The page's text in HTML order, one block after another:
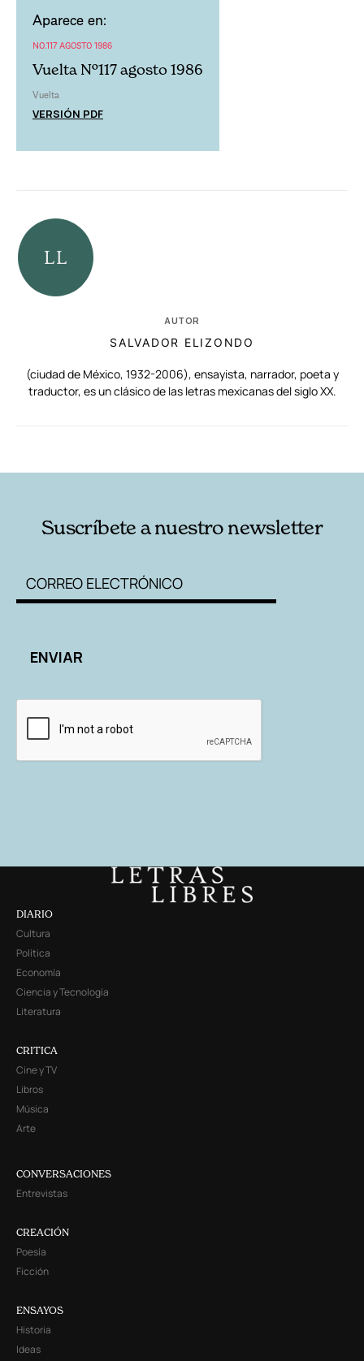
Aparece en:
NO.117 AGOSTO 1986
Vuelta Nº117 agosto 1986
Vuelta
VERSIÓN PDF
AUTOR
SALVADOR ELIZONDO
(ciudad de México, 1932-2006), ensayista, narrador, poeta y
traductor, es un clásico de las letras mexicanas del siglo XX.
Suscríbete a nuestro newsletter
DIARIO
Cultura
Política
Economía
Ciencia y Tecnología
Literatura
CRITICA
Cine y TV
Libros
Música
Arte
CONVERSACIONES
Entrevistas
CREACIÓN
Poesía
Ficción
ENSAYOS
Historia
Ideas